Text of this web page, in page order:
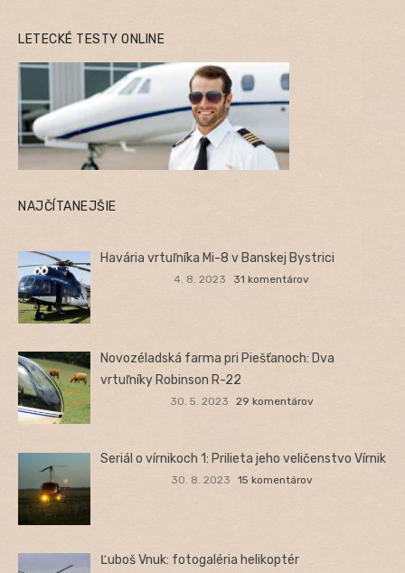
LETECKÉ TESTY ONLINE
NAJČÍTANEJŠIE
Havária vrtuľníka Mi-8 v Banskej Bystrici
4. 8. 2023 31 komentárov
Novozéladská farma pri Piešťanoch: Dva
vrtuľníky Robinson R-22
30. 5. 2023 29 komentárov
Seriál o vírnikoch 1: Prilieta jeho veličenstvo Vírnik
30. 8. 2023 15 komentárov
Ľuboš Vnuk: fotogaléria helikoptér